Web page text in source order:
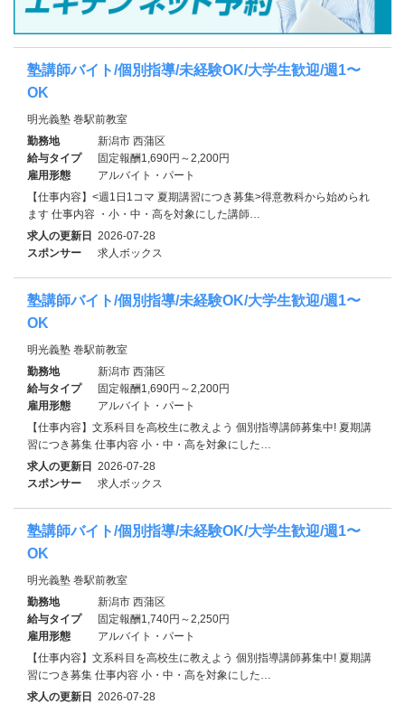
塾講師バイト/個別指導/未経験OK/大学生歓迎/週1〜
OK
明光義塾 巻駅前教室
勤務地
新潟市 西蒲区
給与タイプ
固定報酬1,690円～2,200円
雇用形態
アルバイト・パート
【仕事内容】<週1日1コマ 夏期講習につき募集>得意教科から始められ
ます 仕事内容 ・小・中・高を対象にした講師…
求人の更新日 2026-07-28
スポンサー
求人ボックス
塾講師バイト/個別指導/未経験OK/大学生歓迎/週1〜
OK
明光義塾 巻駅前教室
勤務地
新潟市 西蒲区
給与タイプ
固定報酬1,690円～2,200円
雇用形態
アルバイト・パート
【仕事内容】文系科目を高校生に教えよう 個別指導講師募集中! 夏期講
習につき募集 仕事内容 小・中・高を対象にした…
求人の更新日 2026-07-28
スポンサー
求人ボックス
塾講師バイト/個別指導/未経験OK/大学生歓迎/週1〜
OK
明光義塾 巻駅前教室
勤務地
新潟市 西蒲区
給与タイプ
固定報酬1,740円～2,250円
雇用形態
アルバイト・パート
【仕事内容】文系科目を高校生に教えよう 個別指導講師募集中! 夏期講
習につき募集 仕事内容 小・中・高を対象にした…
求人の更新日 2026-07-28